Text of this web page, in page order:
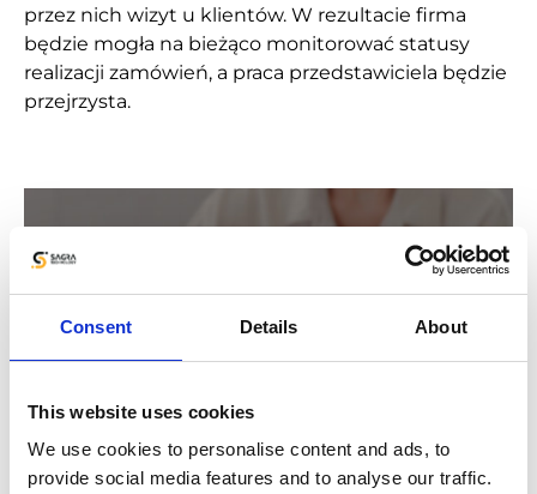
Consent Details About
This website uses cookies
We use cookies to personalise content and ads, to
provide social media features and to analyse our traffic.
przez nich wizyt u klientów. W rezultacie firma
będzie mogła na bieżąco monitorować statusy
realizacji zamówień, a praca przedstawiciela będzie
przejrzysta.